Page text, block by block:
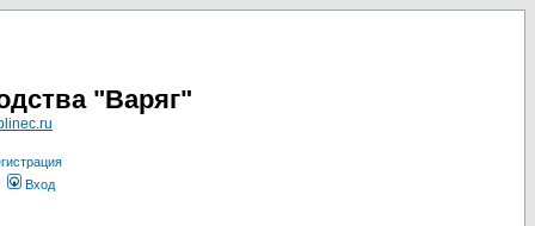
"Варяг"
Вход